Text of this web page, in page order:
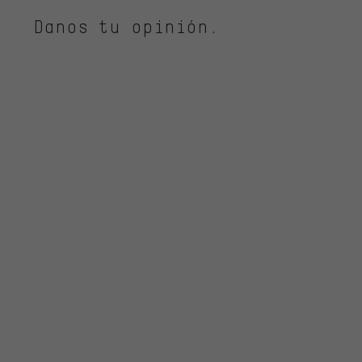
Danos tu opinión.